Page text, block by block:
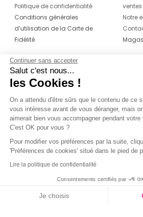
Politique de confidentialité
Conditions générales
d’utilisation de la Carte de
Fidélité
ventes
Notre
CONTACT
04 42 20 78 42
Du lundi au jeudi de 8h30 à 16h30 & le
vendredi de 8h30 à 15h30
Continuer sans accepter
Salut c'est nous...
les Cookies !
On a attendu d'être sûrs que le contenu de ce
vous intéresse avant de vous déranger, mais
aimerait bien vous accompagner pendant votre
C'est OK pour vous ?
Pour modifier vos préférences par la suite,
'Préférences de cookies' situé dans le pied de
Lire la politique de confidentialité
Consentements certifiés par
Je choisis